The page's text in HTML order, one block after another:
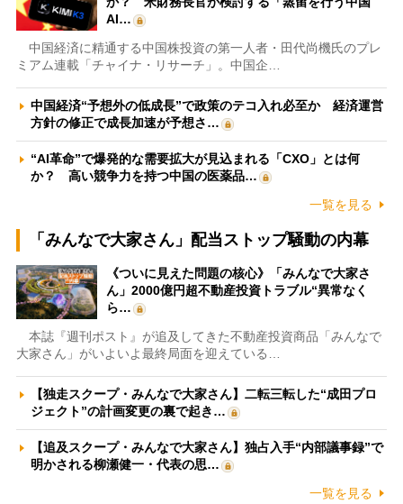
AI…
中国経済に精通する中国株投資の第一人者・田代尚機氏のプレ
ミアム連載「チャイナ・リサーチ」。中国企…
中国経済“予想外の低成長”で政策のテコ入れ必至か 経済運営
方針の修正で成長加速が予想さ…
“AI革命”で爆発的な需要拡大が見込まれる「CXO」とは何
か？ 高い競争力を持つ中国の医薬品…
一覧を見る
「みんなで大家さん」配当ストップ騒動の内幕
《ついに見えた問題の核心》「みんなで大家さ
ん」2000億円超不動産投資トラブル“異常なく
ら…
本誌『週刊ポスト』が追及してきた不動産投資商品「みんなで
大家さん」がいよいよ最終局面を迎えている…
【独走スクープ・みんなで大家さん】二転三転した“成田プロ
ジェクト”の計画変更の裏で起き…
【追及スクープ・みんなで大家さん】独占入手“内部議事録”で
明かされる柳瀬健一・代表の思…
一覧を見る